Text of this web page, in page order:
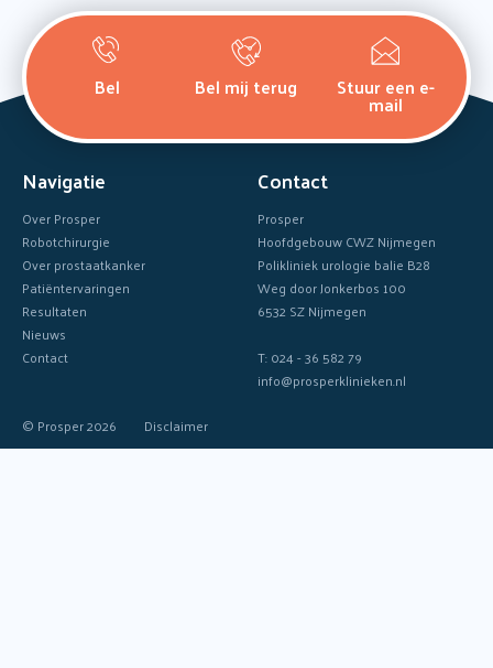
Bel Bel mij terug Stuur een e-
mail
Navigatie
Over Prosper
Robotchirurgie
Over prostaatkanker
Patiëntervaringen
Resultaten
Nieuws
Contact
Contact
Prosper
Hoofdgebouw CWZ Nijmegen
Polikliniek urologie balie B28
Weg door Jonkerbos 100
6532 SZ Nijmegen
T: 024 - 36 582 79
info@prosperklinieken.nl
© Prosper 2026
Disclaimer